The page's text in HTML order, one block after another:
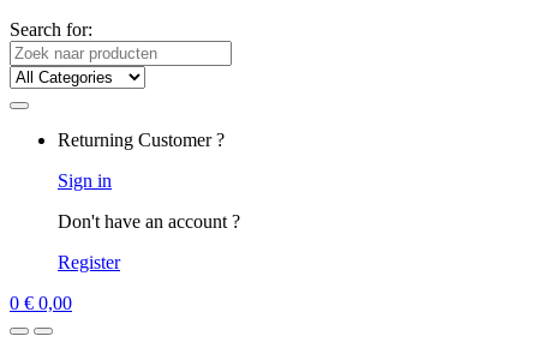
Search for:
Returning Customer ?
Sign in
Don't have an account ?
Register
0 € 0,00